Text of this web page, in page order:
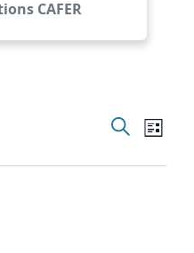
CAFER
Recherche
Liste